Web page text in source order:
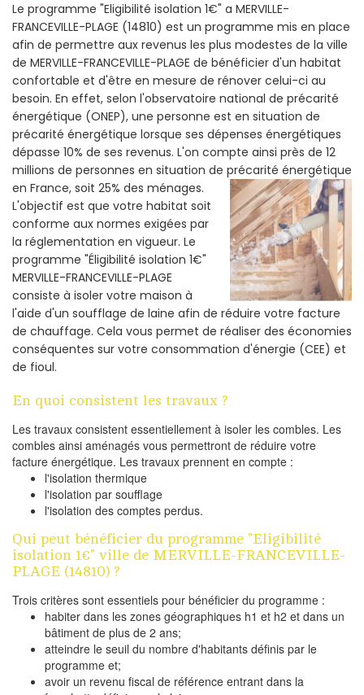
Le programme "Eligibilité isolation 1€" a MERVILLE-
FRANCEVILLE-PLAGE (14810) est un programme mis en place
afin de permettre aux revenus les plus modestes de la ville
de MERVILLE-FRANCEVILLE-PLAGE de bénéficier d'un habitat
confortable et d'être en mesure de rénover celui-ci au
besoin. En effet, selon l'observatoire national de précarité
énergétique (ONEP), une personne est en situation de
précarité énergétique lorsque ses dépenses énergétiques
dépasse 10% de ses revenus. L'on compte ainsi près de 12
millions de personnes en situation de précarité énergétique
en France, soit 25% des ménages.
L'objectif est que votre habitat soit
conforme aux normes exigées par
la réglementation en vigueur. Le
programme "Éligibilité isolation 1€"
MERVILLE-FRANCEVILLE-PLAGE
consiste à isoler votre maison à
l'aide d'un soufflage de laine afin de réduire votre facture
de chauffage. Cela vous permet de réaliser des économies
conséquentes sur votre consommation d'énergie (CEE) et
de fioul.
En quoi consistent les travaux ?
Les travaux consistent essentiellement à isoler les combles. Les
combles ainsi aménagés vous permettront de réduire votre
facture énergétique. Les travaux prennent en compte :
l'isolation thermique
l'isolation par soufflage
l'isolation des comptes perdus.
Qui peut bénéficier du programme "Eligibilité
isolation 1€" ville de MERVILLE-FRANCEVILLE-
PLAGE (14810) ?
Trois critères sont essentiels pour bénéficier du programme :
habiter dans les zones géographiques h1 et h2 et dans un
bâtiment de plus de 2 ans;
atteindre le seuil du nombre d'habitants définis par le
programme et;
avoir un revenu fiscal de référence entrant dans la